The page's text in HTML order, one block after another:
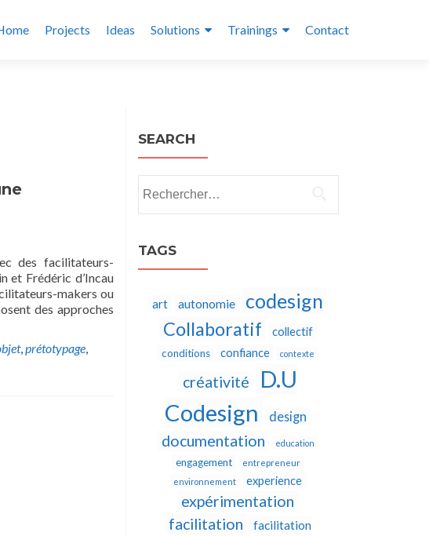
Projects Ideas Solutions Trainings Contact
des facilitateurs-
et Frédéric d’Incau
makers ou
des approches
,prétotypage,
SEARCH
TAGS
art autonomie codesign
Collaboratif collectif
conditions confiance contexte
créativité
D.U
Codesign
design
documentation education
engagement
entrepreneur
environnement
experience
expérimentation
facilitation
facilitation